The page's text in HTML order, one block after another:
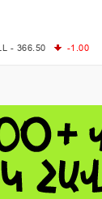
- 366.50
-1.00
COPPER - 13791.00
- 55268.00
+2.50
3643.00
+1.43
EUR/GBP - 1.1548
GBP/USD - 1.3459